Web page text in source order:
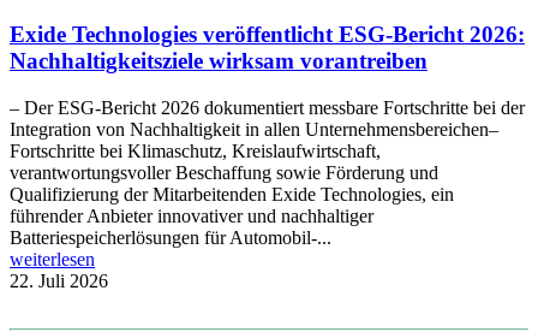
Exide Technologies veröffentlicht ESG-Bericht 2026:
Nachhaltigkeitsziele wirksam vorantreiben
– Der ESG-Bericht 2026 dokumentiert messbare Fortschritte bei der
Integration von Nachhaltigkeit in allen Unternehmensbereichen–
Fortschritte bei Klimaschutz, Kreislaufwirtschaft,
verantwortungsvoller Beschaffung sowie Förderung und
Qualifizierung der Mitarbeitenden Exide Technologies, ein
führender Anbieter innovativer und nachhaltiger
Batteriespeicherlösungen für Automobil-...
weiterlesen
22. Juli 2026